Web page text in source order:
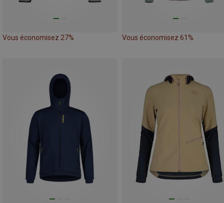
Vous économisez 27% Vous économisez 61%